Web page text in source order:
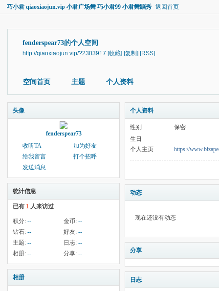
巧小君 qiaoxiaojun.vip 小君广场舞 巧小君99 小君舞蹈秀 返回首页
fenderspear73的个人空间
http://qiaoxiaojun.vip/?2303917 [收藏] [复制] [RSS]
空间首页 主题 个人资料
头像
fenderspear73
收听TA
加为好友
给我留言
打个招呼
发送消息
统计信息
已有 1 人来访过
积分: -- 金币: --
钻石: -- 好友: --
主题: -- 日志: --
相册: -- 分享: --
相册
个人资料
性别
保密
生日
个人主页
https://
动态
现在还没有动态
分享
日志